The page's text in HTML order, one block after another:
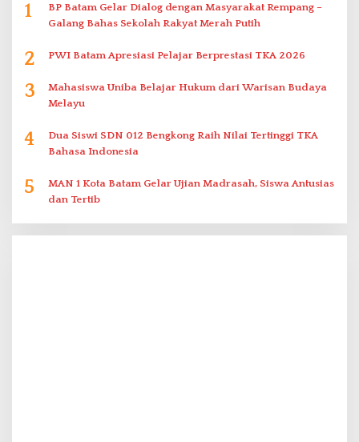
1
BP Batam Gelar Dialog dengan Masyarakat Rempang –
Galang Bahas Sekolah Rakyat Merah Putih
2 PWI Batam Apresiasi Pelajar Berprestasi TKA 2026
3
Mahasiswa Uniba Belajar Hukum dari Warisan Budaya
Melayu
4
Dua Siswi SDN 012 Bengkong Raih Nilai Tertinggi TKA
Bahasa Indonesia
5
MAN 1 Kota Batam Gelar Ujian Madrasah, Siswa Antusias
dan Tertib